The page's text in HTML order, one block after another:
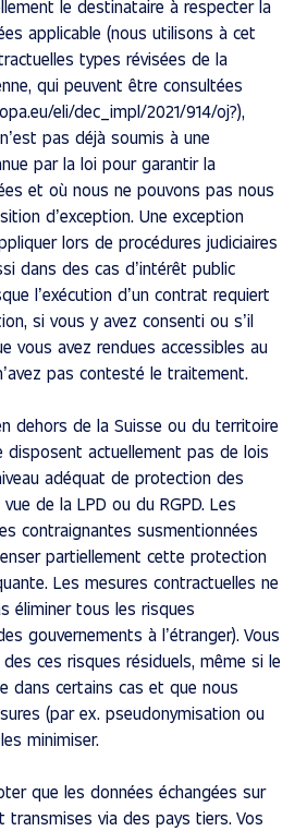
le destinataire à respecter la
applicable (nous utilisons à cet
types révisées de la
qui peuvent être consultées
eli/dec_impl/2021/914/oj?),
pas déjà soumis à une
par la loi pour garantir la
et où nous ne pouvons pas nous
d’exception. Une exception
lors de procédures judiciaires
dans des cas d’intérêt public
l’exécution d’un contrat requiert
si vous y avez consenti ou s’il
vous avez rendues accessibles au
pas contesté le traitement.
dehors de la Suisse ou du territoire
disposent actuellement pas de lois
adéquat de protection des
de la LPD ou du RGPD. Les
contraignantes susmentionnées
partiellement cette protection
Les mesures contractuelles ne
éliminer tous les risques
gouvernements à l’étranger). Vous
ces risques résiduels, même si le
dans certains cas et que nous
(par ex. pseudonymisation ou
minimiser.
que les données échangées sur
via des pays tiers. Vos